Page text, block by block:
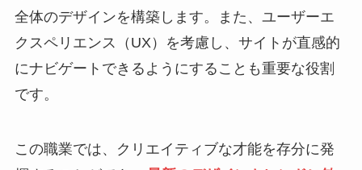
全体のデザインを構築します。また、ユーザーエ
クスペリエンス（UX）を考慮し、サイトが直感的
にナビゲートできるようにすることも重要な役割
です。
この職業では、クリエイティブな才能を存分に発